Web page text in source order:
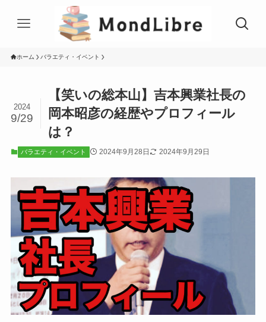
ホーム バラエティ・イベント
【笑いの総本山】吉本興業社長の
岡本昭彦の経歴やプロフィール
は？
2024
9/29
バラエティ・イベント 2024年9月28日 2024年9月29日